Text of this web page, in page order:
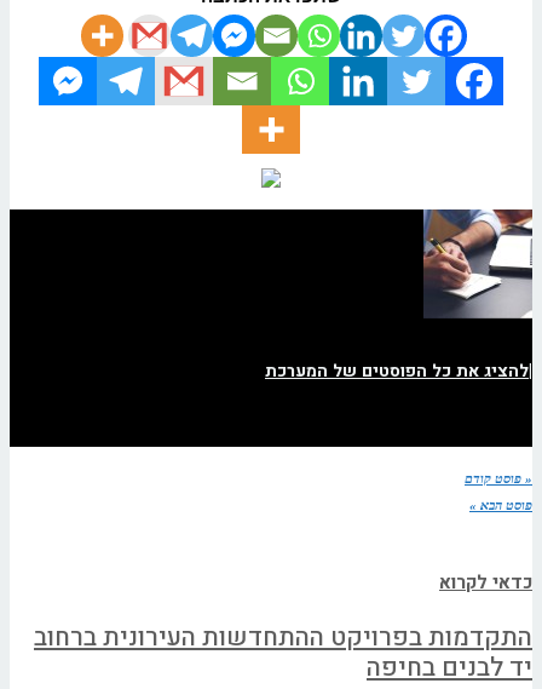
|להציג את כל הפוסטים של המערכת
« פוסט קודם
פוסט הבא »
כדאי לקרוא
התקדמות בפרויקט ההתחדשות העירונית ברחוב
יד לבנים בחיפה